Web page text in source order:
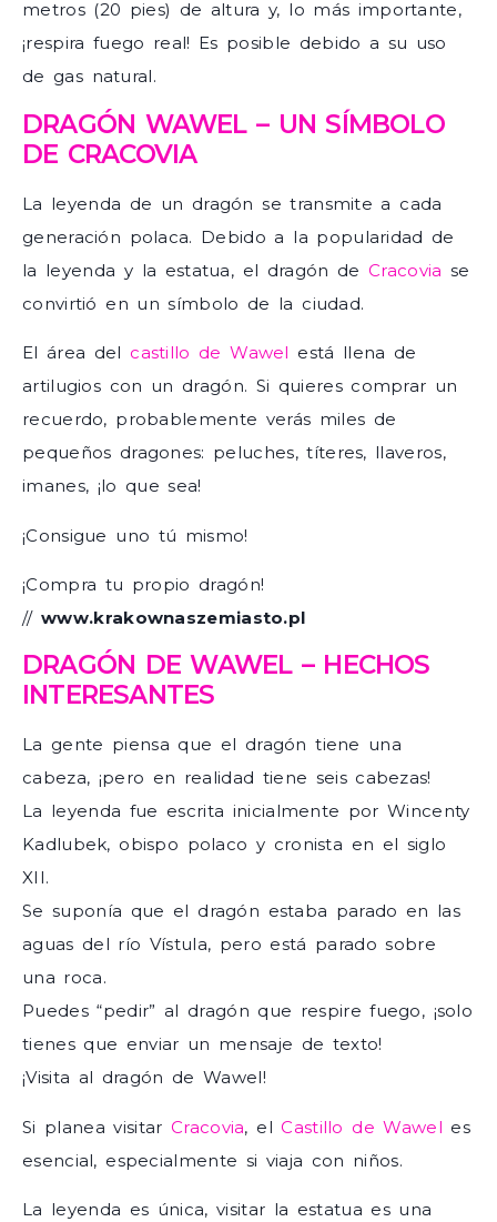
metros (20 pies) de altura y, lo más importante,
¡respira fuego real! Es posible debido a su uso
de gas natural.
DRAGÓN WAWEL – UN SÍMBOLO
DE CRACOVIA
La leyenda de un dragón se transmite a cada
generación polaca. Debido a la popularidad de
la leyenda y la estatua, el dragón de Cracovia se
convirtió en un símbolo de la ciudad.
El área del castillo de Wawel está llena de
artilugios con un dragón. Si quieres comprar un
recuerdo, probablemente verás miles de
pequeños dragones: peluches, títeres, llaveros,
imanes, ¡lo que sea!
¡Consigue uno tú mismo!
¡Compra tu propio dragón!
//www.krakownaszemiasto.pl
DRAGÓN DE WAWEL – HECHOS
INTERESANTES
La gente piensa que el dragón tiene una
cabeza, ¡pero en realidad tiene seis cabezas!
La leyenda fue escrita inicialmente por Wincenty
Kadlubek, obispo polaco y cronista en el siglo
XII.
Se suponía que el dragón estaba parado en las
aguas del río Vístula, pero está parado sobre
una roca.
Puedes “pedir” al dragón que respire fuego, ¡solo
tienes que enviar un mensaje de texto!
¡Visita al dragón de Wawel!
Si planea visitarCracovia, elCastillo de Wawel es
esencial, especialmente si viaja con niños.
La leyenda es única, visitar la estatua es una